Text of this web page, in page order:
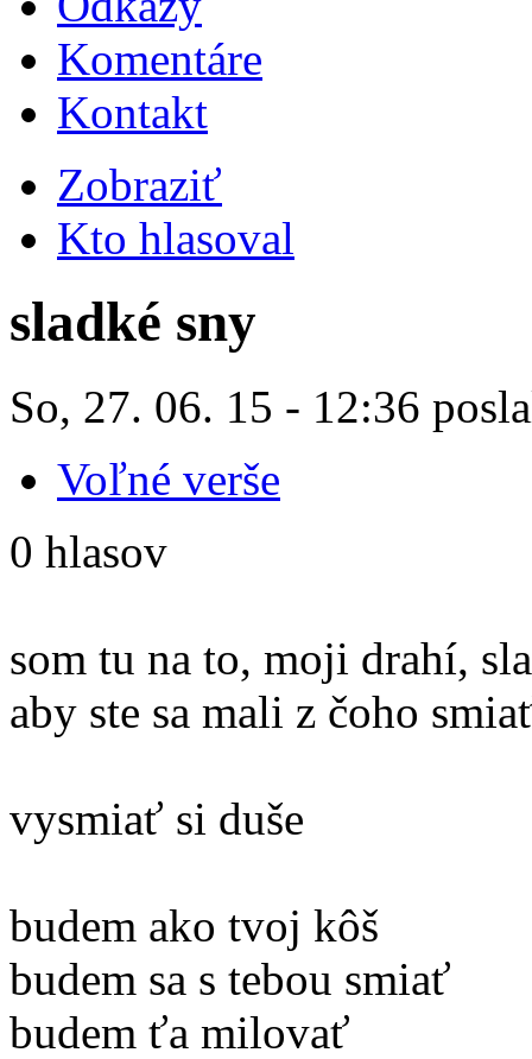
Komentáre
Kontakt
Zobraziť
Kto hlasoval
sladké sny
So, 27. 06. 15 - 12:36
Voľné verše
0 hlasov
som tu na to, moji drahí,
aby ste sa mali z čoho
vysmiať si duše
budem ako tvoj kôš
budem sa s tebou smiať
budem ťa milovať